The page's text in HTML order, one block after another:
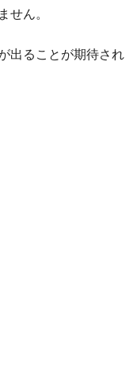
せん。
出ることが期待され